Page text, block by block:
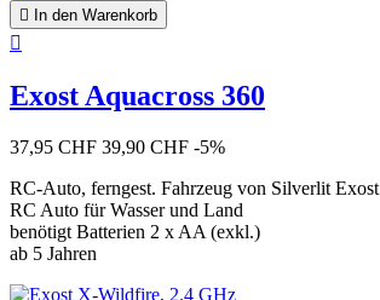
 In den Warenkorb

Exost Aquacross 360
37,95 CHF 39,90 CHF -5%
RC-Auto, ferngest. Fahrzeug von Silverlit Exost
RC Auto für Wasser und Land
benötigt Batterien 2 x AA (exkl.)
ab 5 Jahren